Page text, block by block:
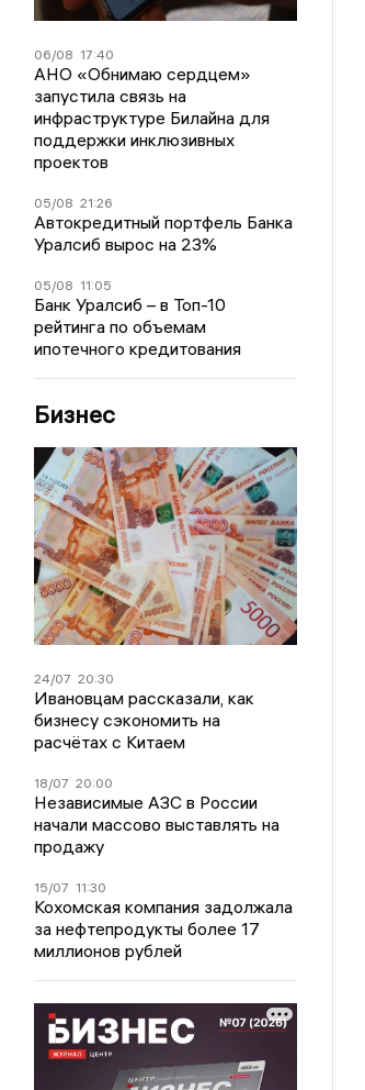
06/08 17:40
АНО «Обнимаю сердцем»
запустила связь на
инфраструктуре Билайна для
поддержки инклюзивных
проектов
05/08 21:26
Автокредитный портфель Банка
Уралсиб вырос на 23%
05/08 11:05
Банк Уралсиб – в Топ-10
рейтинга по объемам
ипотечного кредитования
Бизнес
24/07 20:30
Ивановцам рассказали, как
бизнесу сэкономить на
расчётах с Китаем
18/07 20:00
Независимые АЗС в России
начали массово выставлять на
продажу
15/07 11:30
Кохомская компания задолжала
за нефтепродукты более 17
миллионов рублей